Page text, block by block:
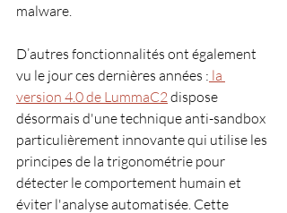
malware.
D’autres fonctionnalités ont également
vu le jour ces dernières années : la
version 4.0 de LummaC2 dispose
désormais d'une technique anti-sandbox
particulièrement innovante qui utilise les
principes de la trigonométrie pour
détecter le comportement humain et
éviter l'analyse automatisée. Cette